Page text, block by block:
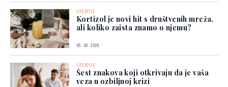
LIFESTYLE
Kortizol je novi hit s društvenih mreža,
ali koliko zaista znamo o njemu?
05. 08. 2026.
LIFESTYLE
Šest znakova koji otkrivaju da je vaša
veza u ozbiljnoj krizi